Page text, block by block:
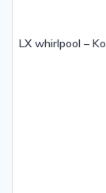
LX whirlpool –